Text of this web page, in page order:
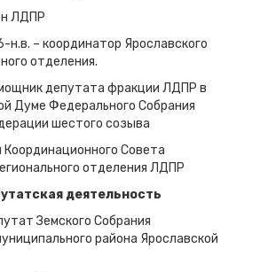
ЛДПР
н.в. – координатор Ярославского
отделения.
депутата фракции ЛДПР в
Думе Федерального Собрания
шестого созыва
Координационного Совета
отделения ЛДПР
деятельность
Земского Собрания
района Ярославской